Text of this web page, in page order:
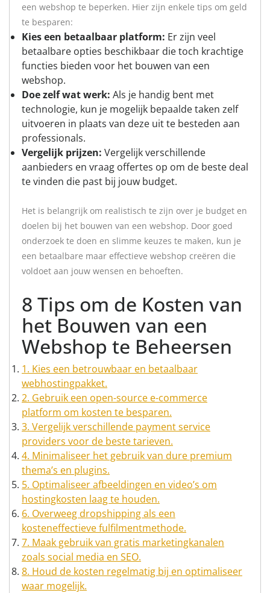
een webshop te beperken. Hier zijn enkele tips om geld
te besparen:
Kies een betaalbaar platform: Er zijn veel
betaalbare opties beschikbaar die toch krachtige
functies bieden voor het bouwen van een
webshop.
Doe zelf wat werk: Als je handig bent met
technologie, kun je mogelijk bepaalde taken zelf
uitvoeren in plaats van deze uit te besteden aan
professionals.
Vergelijk prijzen: Vergelijk verschillende
aanbieders en vraag offertes op om de beste deal
te vinden die past bij jouw budget.
Het is belangrijk om realistisch te zijn over je budget en
doelen bij het bouwen van een webshop. Door goed
onderzoek te doen en slimme keuzes te maken, kun je
een betaalbare maar effectieve webshop creëren die
voldoet aan jouw wensen en behoeften.
8 Tips om de Kosten van
het Bouwen van een
Webshop te Beheersen
1. Kies een betrouwbaar en betaalbaar
webhostingpakket.
2. Gebruik een open-source e-commerce
platform om kosten te besparen.
3. Vergelijk verschillende payment service
providers voor de beste tarieven.
4. Minimaliseer het gebruik van dure premium
thema’s en plugins.
5. Optimaliseer afbeeldingen en video’s om
hostingkosten laag te houden.
6. Overweeg dropshipping als een
kosteneffectieve fulfilmentmethode.
7. Maak gebruik van gratis marketingkanalen
zoals social media en SEO.
8. Houd de kosten regelmatig bij en optimaliseer
waar mogelijk.